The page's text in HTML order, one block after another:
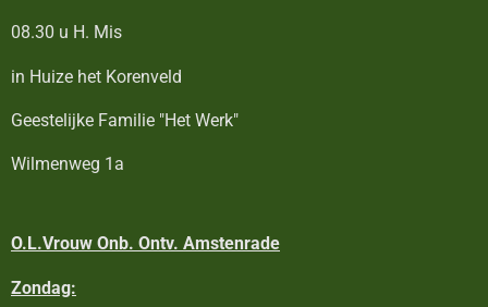
08.30 u H. Mis
in Huize het Korenveld
Geestelijke Familie "Het Werk"
Wilmenweg 1a
O.L.Vrouw Onb. Ontv. Amstenrade
Zondag: